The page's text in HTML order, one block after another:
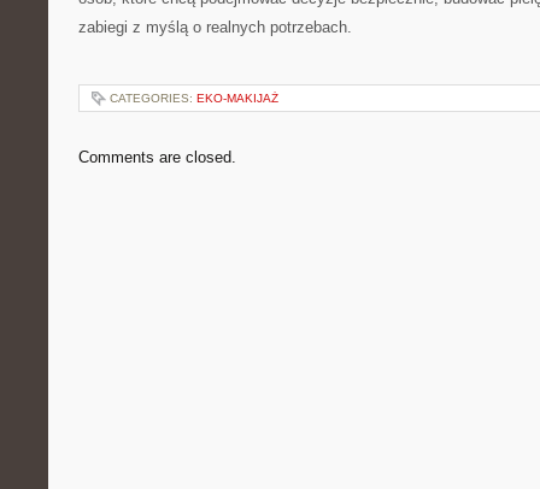
zabiegi z myślą o realnych potrzebach.
CATEGORIES: EKO-MAKIJAŻ
Comments are closed.